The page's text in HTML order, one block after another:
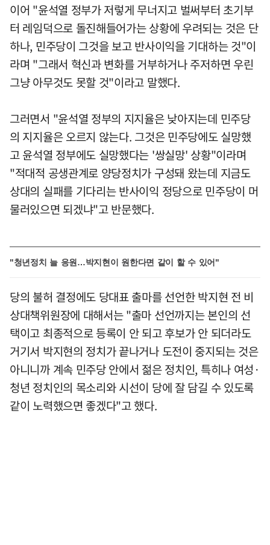
이어 "윤석열 정부가 저렇게 무너지고 벌써부터 초기부
터 레임덕으로 돌진해들어가는 상황에 우려되는 것은 단
하나, 민주당이 그것을 보고 반사이익을 기대하는 것"이
라며 "그래서 혁신과 변화를 거부하거나 주저하면 우린
그냥 아무것도 못할 것"이라고 말했다.
그러면서 "윤석열 정부의 지지율은 낮아지는데 민주당
의 지지율은 오르지 않는다. 그것은 민주당에도 실망했
고 윤석열 정부에도 실망했다는 '쌍실망' 상황"이라며
"적대적 공생관계로 양당정치가 구성돼 왔는데 지금도
상대의 실패를 기다리는 반사이익 정당으로 민주당이 머
물러있으면 되겠냐"고 반문했다.
"청년정치 늘 응원…박지현이 원한다면 같이 할 수 있어"
당의 불허 결정에도 당대표 출마를 선언한 박지현 전 비
상대책위원장에 대해서는 "출마 선언까지는 본인의 선
택이고 최종적으로 등록이 안 되고 후보가 안 되더라도
거기서 박지현의 정치가 끝나거나 도전이 중지되는 것은
아니니까 계속 민주당 안에서 젊은 정치인, 특히나 여성·
청년 정치인의 목소리와 시선이 당에 잘 담길 수 있도록
같이 노력했으면 좋겠다"고 했다.